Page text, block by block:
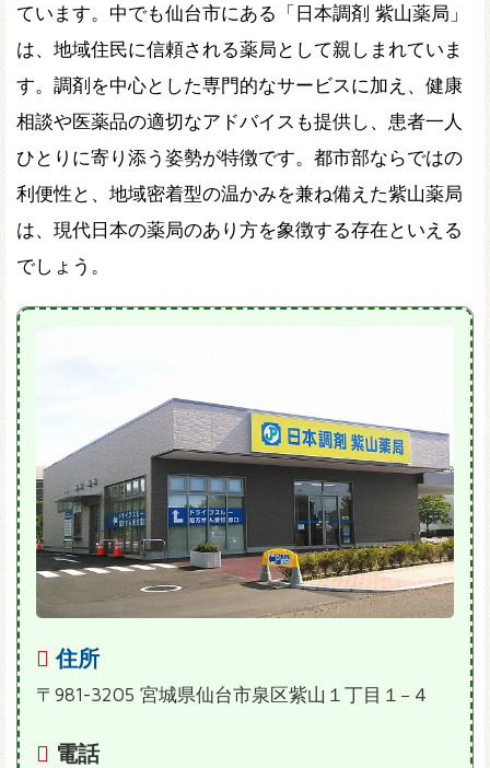
ています。中でも仙台市にある「日本調剤 紫山薬局」
は、地域住民に信頼される薬局として親しまれていま
す。調剤を中心とした専門的なサービスに加え、健康
相談や医薬品の適切なアドバイスも提供し、患者一人
ひとりに寄り添う姿勢が特徴です。都市部ならではの
利便性と、地域密着型の温かみを兼ね備えた紫山薬局
は、現代日本の薬局のあり方を象徴する存在といえる
でしょう。
住所
〒981-3205 宮城県仙台市泉区紫山１丁目１−４
電話